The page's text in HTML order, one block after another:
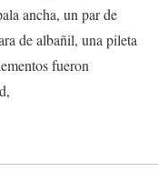
ancha, un par de
de albañil, una pileta
fueron